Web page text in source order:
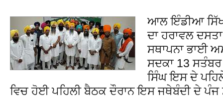
ਆਲ ਇੰਡੀਆ
ਦਾ ਹਰਾਵਲ
ਸਥਾਪਨਾ ਭਾਈ
ਸਦਕਾ 13
ਸਿੰਘ ਇਸ ਦੇ
ਵਿਚ ਹੋਈ ਪਹਿਲੀ ਬੈਠਕ ਦੌਰਾਨ ਇਸ ਜਥੇਬੰਦੀ ਦੇ ਪੰਜ